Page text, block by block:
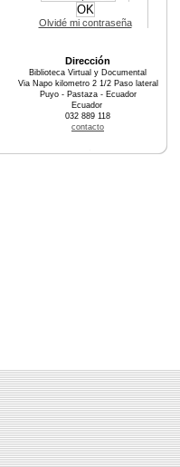
Olvidé mi contraseña
Dirección
Biblioteca Virtual y Documental
Via Napo kilometro 2 1/2 Paso lateral
Puyo - Pastaza - Ecuador
Ecuador
032 889 118
contacto